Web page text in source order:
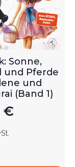
Sonne,
und Pferde
und
(Band 1)
€